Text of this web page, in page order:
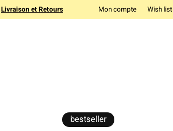
Livraison et Retours Mon compte Wish list
bestseller